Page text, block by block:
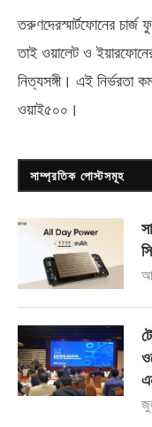
তরুণদেরস্মার্টফোনের চার্জ
তাই ওয়ালেট ও
নিত্যসঙ্গী। এই নির্ভরতা
ওয়াই৫০০ ।
সাম্প্রতিক পোস্টসমূহ